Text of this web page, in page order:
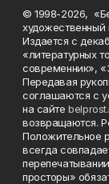
© 1998-2026,
художественный
Издается с
«литературных
современник»,
Передавая
соглашаются с
на сайте
возвращаются.
Положительное
всегда
просторы»